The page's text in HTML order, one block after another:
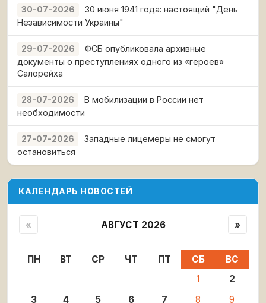
30-07-2026
30 июня 1941 года: настоящий "День
Независимости Украины"
29-07-2026
ФСБ опубликовала архивные
документы о преступлениях одного из «героев»
Салорейха
28-07-2026
В мобилизации в России нет
необходимости
27-07-2026
Западные лицемеры не смогут
остановиться
КАЛЕНДАРЬ НОВОСТЕЙ
« АВГУСТ 2026 »
ПН ВТ СР ЧТ ПТ СБ
ВС
1
2
3
4 5 6 7 8
9